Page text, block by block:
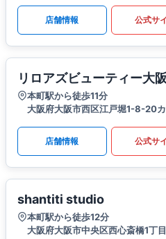
店舗情報 公式サ
リロアズビューティー大
本町駅から徒歩11分
大阪府大阪市西区江戸堀1-8-20
店舗情報 公式サ
shantiti studio
本町駅から徒歩12分
大阪府大阪市中央区西心斎橋1丁